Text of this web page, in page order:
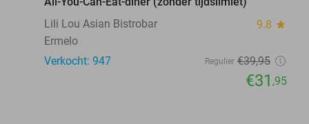
Lili Lou Asian Bistrobar
9.8 star
Ermelo
Verkocht: 947
Regulier €39,95
€31 ,95